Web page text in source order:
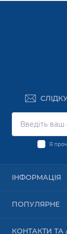
Я
ІНФОРМАЦІЯ
Про компанію
ПОПУЛЯРНЕ
КОНТАКТИ ТА